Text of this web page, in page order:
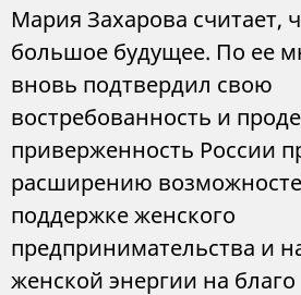
Мария Захарова считает,
большое будущее. По ее
вновь подтвердил свою
востребованность и
приверженность России
расширению
поддержке женского
предпринимательства и
женской энергии на благо